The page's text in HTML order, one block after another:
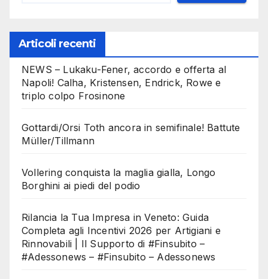
Articoli recenti
NEWS – Lukaku-Fener, accordo e offerta al
Napoli! Calha, Kristensen, Endrick, Rowe e
triplo colpo Frosinone
Gottardi/Orsi Toth ancora in semifinale! Battute
Müller/Tillmann
Vollering conquista la maglia gialla, Longo
Borghini ai piedi del podio
Rilancia la Tua Impresa in Veneto: Guida
Completa agli Incentivi 2026 per Artigiani e
Rinnovabili | Il Supporto di #Finsubito –
#Adessonews – #Finsubito – Adessonews